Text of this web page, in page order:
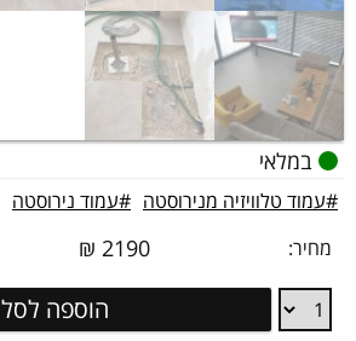
במלאי
#עמוד טלוויזיה מנירוסטה #עמוד נירוסטה
מחיר:
2190
₪
עמוד
פריק
הוספה לסל